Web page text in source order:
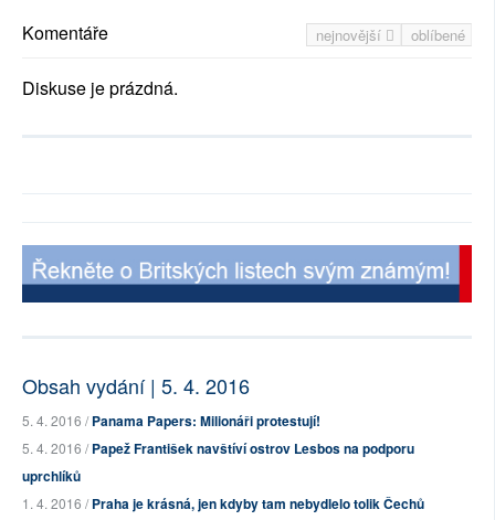
nejnovější oblíbené
Komentáře
Diskuse je prázdná.
Obsah vydání | 5. 4. 2016
5. 4. 2016 /Panama Papers: Milionáři protestují!
5. 4. 2016 /Papež František navštíví ostrov Lesbos na podporu
uprchlíků
1. 4. 2016 /Praha je krásná, jen kdyby tam nebydlelo tolik Čechů